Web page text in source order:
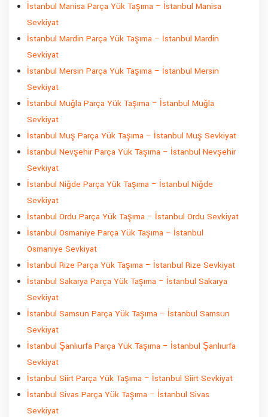
İstanbul Manisa Parça Yük Taşıma – İstanbul Manisa
Sevkiyat
İstanbul Mardin Parça Yük Taşıma – İstanbul Mardin
Sevkiyat
İstanbul Mersin Parça Yük Taşıma – İstanbul Mersin
Sevkiyat
İstanbul Muğla Parça Yük Taşıma – İstanbul Muğla
Sevkiyat
İstanbul Muş Parça Yük Taşıma – İstanbul Muş Sevkiyat
İstanbul Nevşehir Parça Yük Taşıma – İstanbul Nevşehir
Sevkiyat
İstanbul Niğde Parça Yük Taşıma – İstanbul Niğde
Sevkiyat
İstanbul Ordu Parça Yük Taşıma – İstanbul Ordu Sevkiyat
İstanbul Osmaniye Parça Yük Taşıma – İstanbul
Osmaniye Sevkiyat
İstanbul Rize Parça Yük Taşıma – İstanbul Rize Sevkiyat
İstanbul Sakarya Parça Yük Taşıma – İstanbul Sakarya
Sevkiyat
İstanbul Samsun Parça Yük Taşıma – İstanbul Samsun
Sevkiyat
İstanbul Şanlıurfa Parça Yük Taşıma – İstanbul Şanlıurfa
Sevkiyat
İstanbul Siirt Parça Yük Taşıma – İstanbul Siirt Sevkiyat
İstanbul Sivas Parça Yük Taşıma – İstanbul Sivas
Sevkiyat